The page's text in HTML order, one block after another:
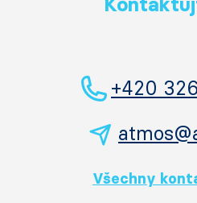
+420
Všechny